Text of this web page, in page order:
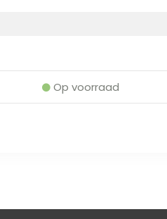
Op voorraad